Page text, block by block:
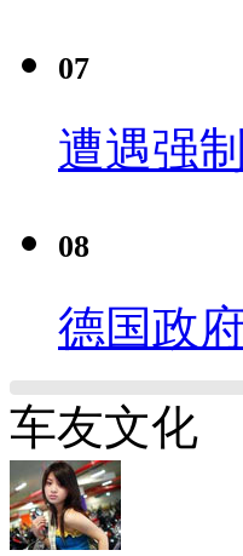
07
遭遇强
08
德国政
车友文化